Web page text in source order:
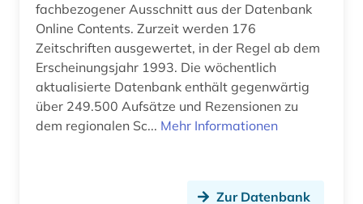
fachbezogener Ausschnitt aus der Datenbank
Online Contents. Zurzeit werden 176
Zeitschriften ausgewertet, in der Regel ab dem
Erscheinungsjahr 1993. Die wöchentlich
aktualisierte Datenbank enthält gegenwärtig
über 249.500 Aufsätze und Rezensionen zu
dem regionalen Sc... Mehr Informationen
Zur Datenbank